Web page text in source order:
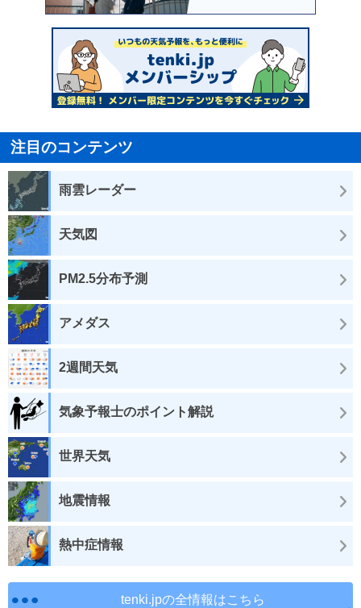
注目のコンテンツ
雨雲レーダー
天気図
PM2.5分布予測
アメダス
2週間天気
気象予報士のポイント解説
世界天気
地震情報
熱中症情報
tenki.jpの全情報はこちら